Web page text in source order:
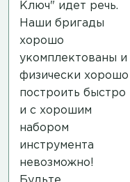
Ключ" идет речь.
Наши бригады
хорошо
укомплектованы и
физически хорошо
построить быстро
и с хорошим
набором
инструмента
невозможно!